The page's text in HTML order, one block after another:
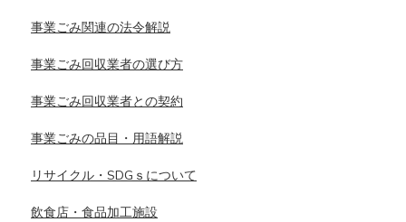
事業ごみ関連の法令解説
事業ごみ回収業者の選び方
事業ごみ回収業者との契約
事業ごみの品目・用語解説
リサイクル・SDGｓについて
飲食店・食品加工施設